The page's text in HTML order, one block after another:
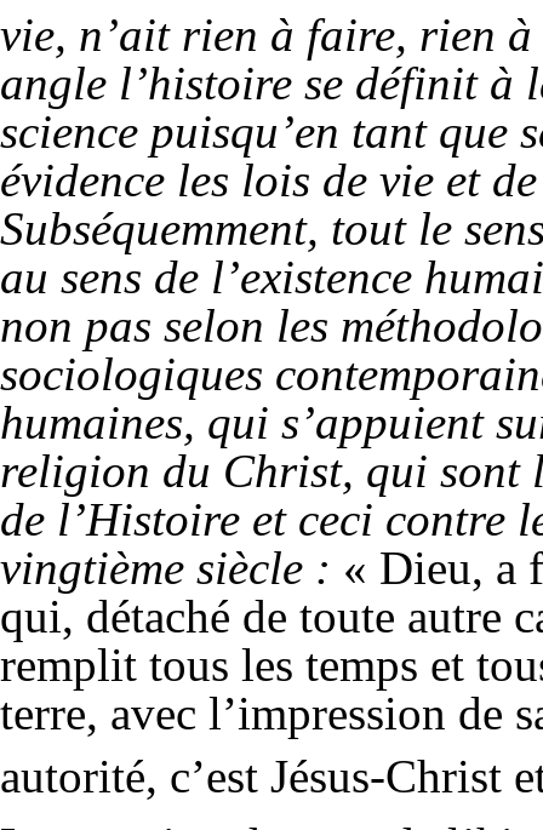
vie, n’ait rien à faire, rien
angle l’histoire se définit à
science puisqu’en tant que
évidence les lois de vie et
Subséquemment, tout le
au sens de l’existence
non pas selon les
sociologiques
humaines, qui s’appuient
religion du Christ, qui sont
de l’Histoire et ceci contre
vingtième siècle : « Dieu, a
qui, détaché de toute autre
remplit tous les temps et
terre, avec l’impression de
autorité, c’est Jésus-Christ